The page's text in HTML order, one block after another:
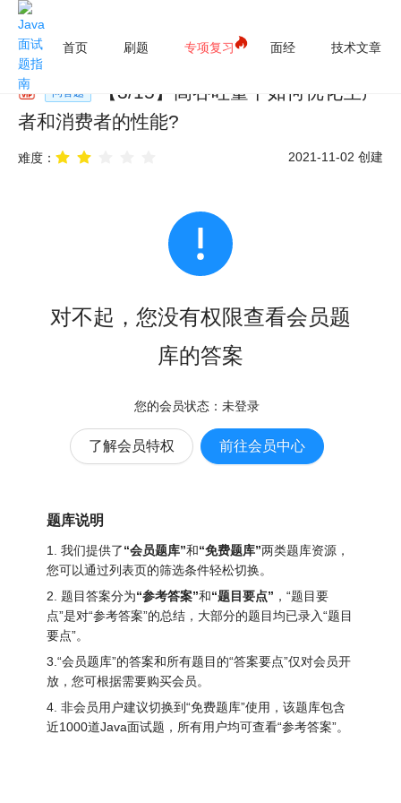
首页 刷题 专项复习 面经 技术文章
问答题 【 3/15 】 高吞吐量下如何优化生产
者和消费者的性能?
难度： 2021-11-02 创建
对不起，您没有权限查看会员题
库的答案
您的会员状态： 未登录
了解会员特权 前往会员中心
题库说明
1. 我们提供了“会员题库”和“免费题库”两类题库资源，
您可以通过列表页的筛选条件轻松切换。
2. 题目答案分为“参考答案”和“题目要点” ，“题目要
点”是对“参考答案”的总结，大部分的题目均已录入“题目
要点”。
3.“会员题库”的答案和所有题目的“答案要点”仅对会员开
放，您可根据需要购买会员。
4. 非会员用户建议切换到“免费题库”使用，该题库包含
近1000道Java面试题 ，所有用户均可查看“参考答案”。